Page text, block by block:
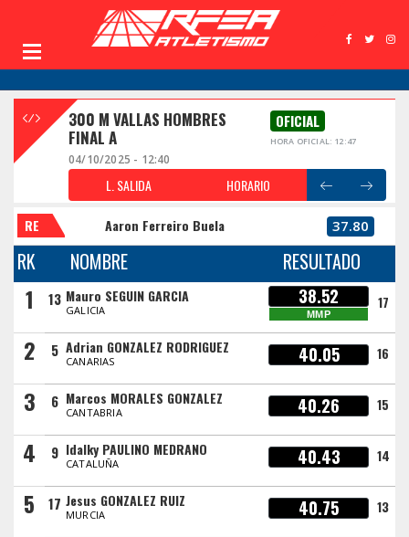
300 M VALLAS HOMBRES
FINAL A
OFICIAL
HORA OFICIAL: 12:47
04/10/2025 - 12:40
L. SALIDA HORARIO
RE Aaron Ferreiro Buela 37.80
RK NOMBRE RESULTADO
1 13 Mauro SEGUIN GARCIA
GALICIA
38.52
MMP
17
2 5 Adrian GONZALEZ RODRIGUEZ
CANARIAS 40.05 16
3 6 Marcos MORALES GONZALEZ
CANTABRIA 40.26 15
4 9 Idalky PAULINO MEDRANO
CATALUÑA 40.43 14
5 17 Jesus GONZALEZ RUIZ
MURCIA 40.75 13